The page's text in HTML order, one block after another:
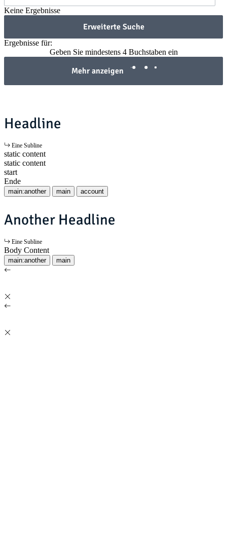
Keine Ergebnisse
Erweiterte Suche
Ergebnisse für:
Geben Sie mindestens 4 Buchstaben ein
Mehr anzeigen
Headline
Eine Subline
static content
static content
start
Ende
main:another main account
Another Headline
Eine Subline
Body Content
main:another main